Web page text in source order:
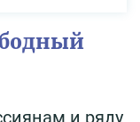
и ряду